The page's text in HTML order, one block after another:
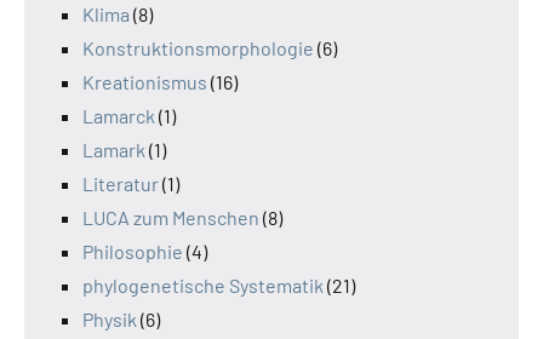
Klima (8)
Konstruktionsmorphologie (6)
Kreationismus (16)
Lamarck (1)
Lamark (1)
Literatur(1)
LUCA zum Menschen (8)
Philosophie (4)
phylogenetische Systematik (21)
Physik (6)